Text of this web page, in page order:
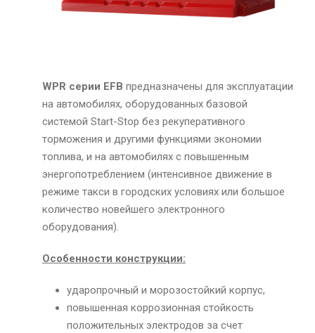
WPR серии EFB предназначены для эксплуатации
на автомобилях, оборудованных базовой
системой Start-Stop без рекуперативного
торможения и другими функциями экономии
топлива, и на автомобилях с повышенным
энергопотреблением (интенсивное движение в
режиме такси в городских условиях или большое
количество новейшего электронного
оборудования).
Особенности конструкции:
ударопрочный и морозостойкий корпус,
повышенная коррозионная стойкость
положительных электродов за счет